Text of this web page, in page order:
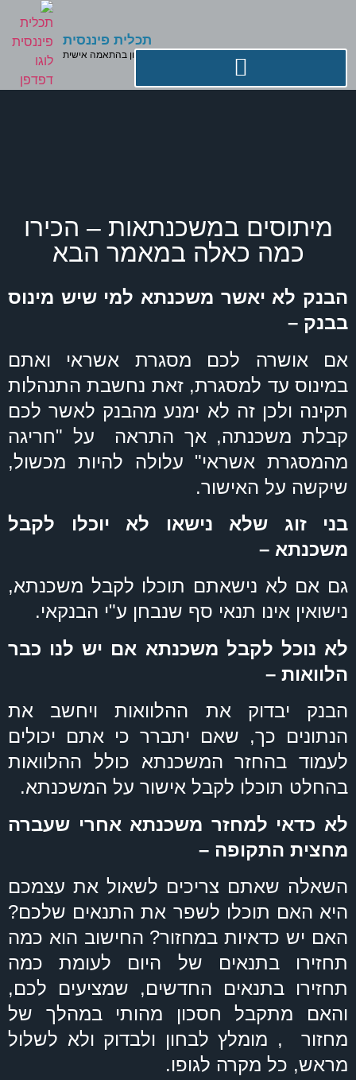
תכלית פיננסית
פתרונות מימון בהתאמה אישית
מיתוסים במשכנתאות – הכירו
כמה כאלה במאמר הבא
הבנק לא יאשר משכנתא למי שיש מינוס
בבנק –
אם אושרה לכם מסגרת אשראי ואתם
במינוס עד למסגרת, זאת נחשבת התנהלות
תקינה ולכן זה לא ימנע מהבנק לאשר לכם
קבלת משכנתה, אך התראה על "חריגה
מהמסגרת אשראי" עלולה להיות מכשול,
שיקשה על האישור.
בני זוג שלא נישאו לא יוכלו לקבל
משכנתא –
גם אם לא נישאתם תוכלו לקבל משכנתא,
נישואין אינו תנאי סף שנבחן ע"י הבנקאי.
לא נוכל לקבל משכנתא אם יש לנו כבר
הלוואות –
הבנק יבדוק את ההלוואות ויחשב את
הנתונים כך, שאם יתברר כי אתם יכולים
לעמוד בהחזר המשכנתא כולל ההלוואות
בהחלט תוכלו לקבל אישור על המשכנתא.
לא כדאי למחזר משכנתא אחרי שעברה
מחצית התקופה –
השאלה שאתם צריכים לשאול את עצמכם
היא האם תוכלו לשפר את התנאים שלכם?
האם יש כדאיות במחזור? החישוב הוא כמה
תחזירו בתנאים של היום לעומת כמה
תחזירו בתנאים החדשים, שמציעים לכם,
והאם מתקבל חסכון מהותי במהלך של
מחזור , מומלץ לבחון ולבדוק ולא לשלול
מראש, כל מקרה לגופו.